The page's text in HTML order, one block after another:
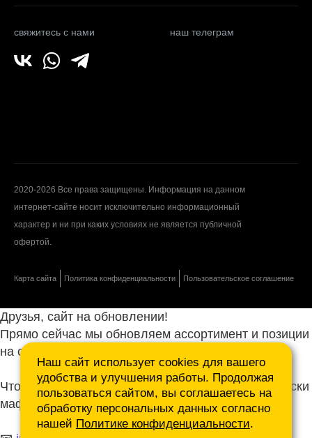
свяжитесь с нами наш телеграм
2020-2026 Все права защищены. Информация на данном
интернет-сайте носит исключительно информационный
характер и ни при каких условиях не является публичной
офертой.
Карта сайта Политика конфиденциальности Пользовательское соглашение
Наш сайт использует cookies для вашего
удобства и улучшения работы. Продолжая
пользоваться сайтом, вы соглашаетесь на
обработку персональных данных согласно
нашей Политике конфиденциальности.
Друзья, сайт на обновлении!
Прямо сейчас мы обновляем ассортимент и позиции
на сайте.
Чтобы не ждать, присылайте ваши запросы и списки
маф нам на почту.